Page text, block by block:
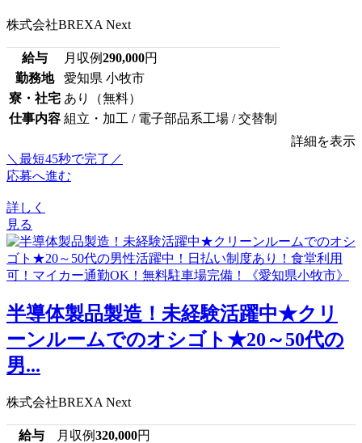
株式会社BREXA Next
給与 月収例290,000円
勤務地
愛知県 小牧市
寮・社宅 あり（無料）
仕事内容 組立・加工 / 電子部品系工場 / 交替制
詳細を表示
＼最短45秒で完了／
応募へ進む
詳しく
見る
半導体製品製造！未経験活躍中★クリ
ーンルームでのオシゴト★20～50代の
男...
株式会社BREXA Next
給与 月収例320,000円